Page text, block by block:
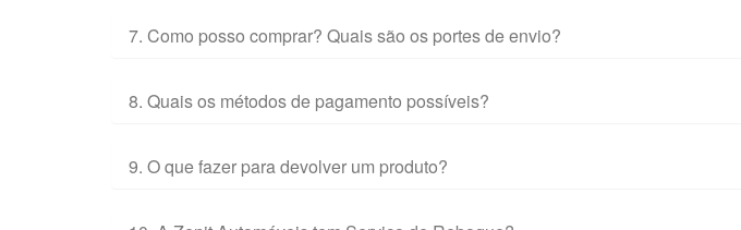
7. Como posso comprar? Quais são os portes de envio?
8. Quais os métodos de pagamento possíveis?
9. O que fazer para devolver um produto?